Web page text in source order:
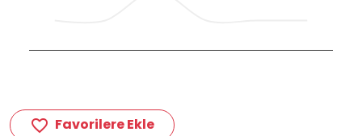
favorite_border Favorilere Ekle